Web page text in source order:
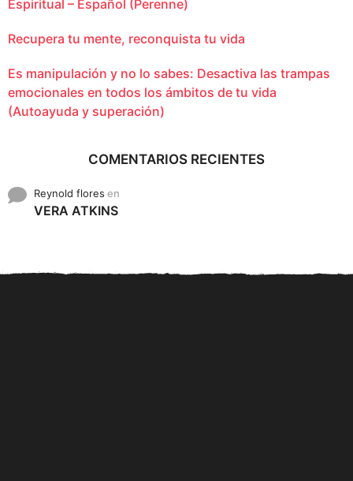
Espiritual – Español (Perenne)
Recupera tu mente, reconquista tu vida
Es manipulación y no lo sabes: Desactiva las trampas
emocionales en todos los ámbitos de tu vida
(Autoayuda y superación)
COMENTARIOS RECIENTES
Reynold flores en
VERA ATKINS